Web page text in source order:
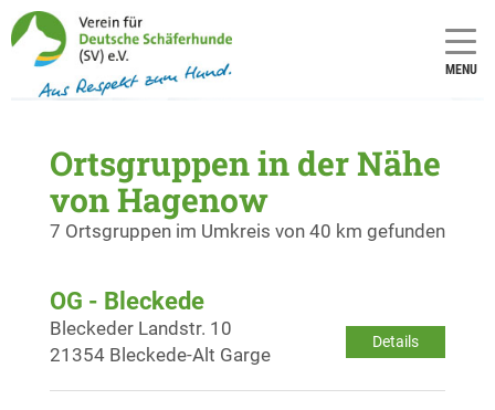
MENU
Ortsgruppen in der Nähe
von Hagenow
7 Ortsgruppen im Umkreis von 40 km gefunden
OG - Bleckede
Details
Bleckeder Landstr. 10
21354 Bleckede-Alt Garge